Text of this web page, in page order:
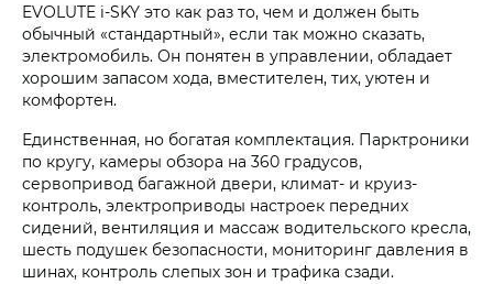
EVOLUTE i‑SKY это как раз то, чем и должен быть
обычный «стандартный», если так можно сказать,
электромобиль. Он понятен в управлении, обладает
хорошим запасом хода, вместителен, тих, уютен и
комфортен.
Единственная, но богатая комплектация. Парктроники
по кругу, камеры обзора на 360 градусов,
сервопривод багажной двери, климат- и круиз-
контроль, электроприводы настроек передних
сидений, вентиляция и массаж водительского кресла,
шесть подушек безопасности, мониторинг давления в
шинах, контроль слепых зон и трафика сзади.